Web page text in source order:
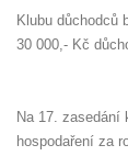
Klubu důchodců
30 000,- Kč
Na 17. zasedání
hospodaření za